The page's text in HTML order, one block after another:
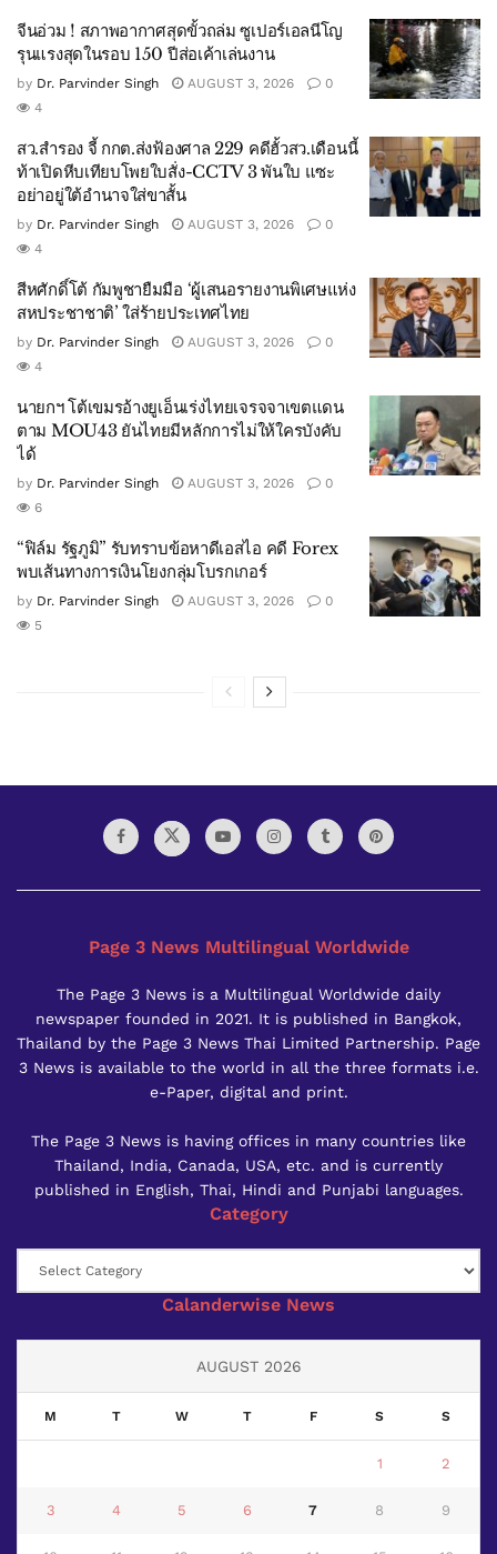
จีนอ่วม ! สภาพอากาศสุดขั้วถล่ม ซูเปอร์เอลนีโญ
รุนแรงสุดในรอบ 150 ปีส่อเค้าเล่นงาน
by Dr. Parvinder Singh AUGUST 3, 2026
0
4
สว.สำรอง จี้ กกต.ส่งฟ้องศาล 229 คดีฮั้วสว.เดือนนี้
ท้าเปิดหีบเทียบโพยใบสั่ง-CCTV 3 พันใบ แซะ
อย่าอยู่ใต้อำนาจใส่ขาสั้น
by Dr. Parvinder Singh AUGUST 3, 2026
0
4
สีหศักดิ์โต้ กัมพูชายืมมือ ‘ผู้เสนอรายงานพิเศษแห่ง
สหประชาชาติ’ ใส่ร้ายประเทศไทย
by Dr. Parvinder Singh AUGUST 3, 2026
0
4
นายกฯ โต้เขมรอ้างยูเอ็นเร่งไทยเจรจจาเขตแดน
ตาม MOU43 ยันไทยมีหลักการไม่ให้ใครบังคับ
ได้
by Dr. Parvinder Singh AUGUST 3, 2026
0
6
“ฟิล์ม รัฐภูมิ” รับทราบข้อหาดีเอสไอ คดี Forex
พบเส้นทางการเงินโยงกลุ่มโบรกเกอร์
by Dr. Parvinder Singh AUGUST 3, 2026
0
5
Page 3 News Multilingual Worldwide
The Page 3 News is a Multilingual Worldwide daily
newspaper founded in 2021. It is published in Bangkok,
Thailand by the Page 3 News Thai Limited Partnership. Page
3 News is available to the world in all the three formats i.e.
e-Paper, digital and print.
The Page 3 News is having offices in many countries like
Thailand, India, Canada, USA, etc. and is currently
published in English, Thai, Hindi and Punjabi languages.
Category
Calanderwise News
AUGUST 2026
M T W T F S S
1 2
3 4 5 6 7 8 9